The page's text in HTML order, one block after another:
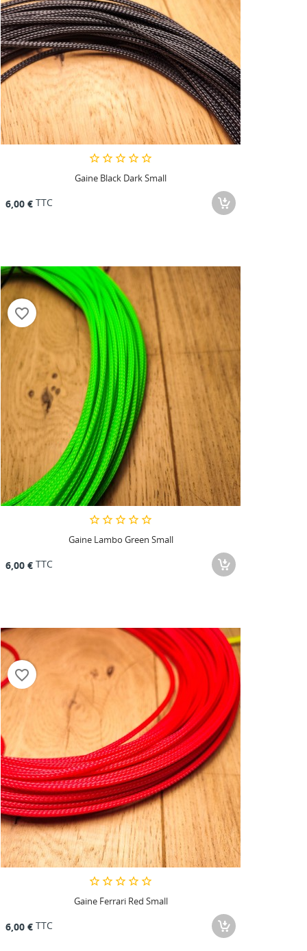
Gaine Black Dark Small
6,00 € TTC
Gaine Lambo Green Small
6,00 € TTC
favorite_border
Gaine Ferrari Red Small
6,00 € TTC
favorite_border